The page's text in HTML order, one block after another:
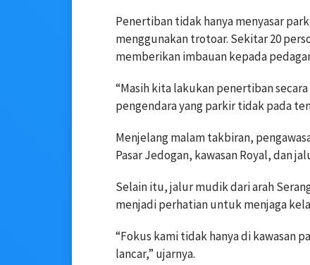
Penertiban tidak hanya menyasar
menggunakan trotoar. Sekitar 20
memberikan imbauan kepada
“Masih kita lakukan penertiban
pengendara yang parkir tidak pada
Menjelang malam takbiran,
Pasar Jedogan, kawasan Royal, dan
Selain itu, jalur mudik dari arah
menjadi perhatian untuk menjaga
“Fokus kami tidak hanya di kawasan
lancar,” ujarnya.